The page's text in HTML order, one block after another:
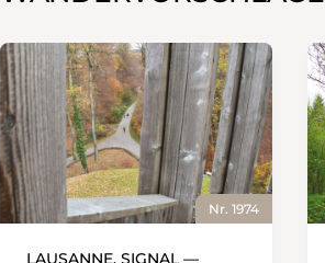
Nr. 1974
LAUSANNE, SIGNAL —